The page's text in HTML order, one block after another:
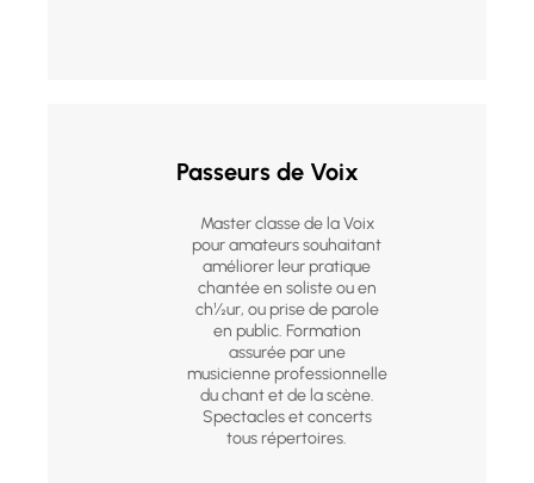
Passeurs de Voix
Master classe de la Voix
pour amateurs souhaitant
améliorer leur pratique
chantée en soliste ou en
ch½ur, ou prise de parole
en public. Formation
assurée par une
musicienne professionnelle
du chant et de la scène.
Spectacles et concerts
tous répertoires.